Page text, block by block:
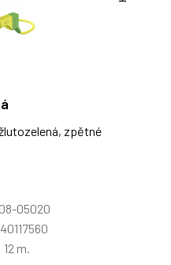
zpětné
05020
m.